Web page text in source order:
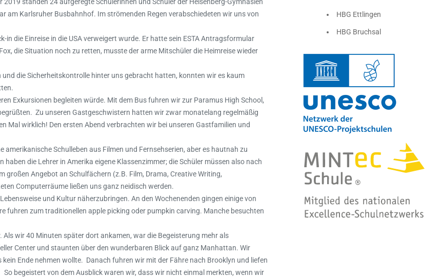
am Karlsruher Busbahnhof. Im strömenden Regen verabschiedeten wir uns von
die Einreise in die USA verweigert wurde. Er hatte sein ESTA Antragsformular
die Situation noch zu retten, musste der arme Mitschüler die Heimreise wieder
die Sicherheitskontrolle hinter uns gebracht hatten, konnten wir es kaum
Exkursionen begleiten würde. Mit dem Bus fuhren wir zur Paramus High School,
Zu unseren Gastgeschwistern hatten wir zwar monatelang regelmäßig
Mal wirklich! Den ersten Abend verbrachten wir bei unseren Gastfamilien und
Schulleben aus Filmen und Fernsehserien, aber es hautnah zu
die Lehrer in Amerika eigene Klassenzimmer; die Schüler müssen also nach
Angebot an Schulfächern (z.B. Film, Drama, Creative Writing,
Computerräume ließen uns ganz neidisch werden.
und Kultur näherzubringen. An den Wochenenden gingen einige von
fuhren zum traditionellen apple picking oder pumpkin carving. Manche besuchten
wir 40 Minuten später dort ankamen, war die Begeisterung mehr als
Center und staunten über den wunderbaren Blick auf ganz Manhattan. Wir
Ende nehmen wollte. Danach fuhren wir mit der Fähre nach Brooklyn und liefen
begeistert von dem Ausblick waren wir, dass wir nicht einmal merkten, wenn wir
HBG Ettlingen
HBG Bruchsal